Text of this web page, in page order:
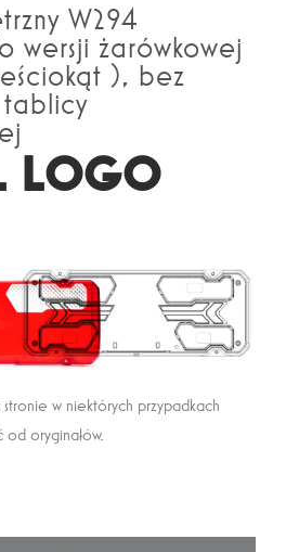
W294
wersji żarówkowej
), bez
LOGO
w niektórych przypadkach
oryginałów.